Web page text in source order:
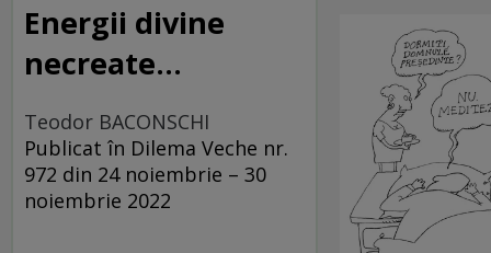
Energii divine
necreate...
Teodor BACONSCHI
Publicat în Dilema Veche nr.
972 din 24 noiembrie – 30
noiembrie 2022